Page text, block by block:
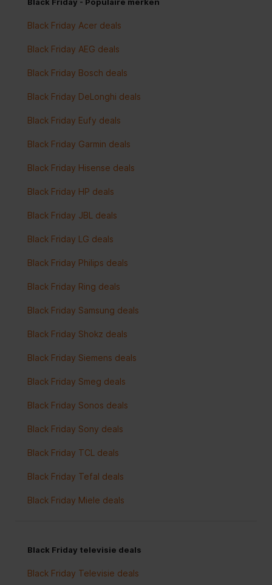
Black Friday Acer deals
Black Friday AEG deals
Black Friday Bosch deals
Black Friday DeLonghi deals
Black Friday Eufy deals
Black Friday Garmin deals
Black Friday Hisense deals
Black Friday HP deals
Black Friday JBL deals
Black Friday LG deals
Black Friday Philips deals
Black Friday Ring deals
Black Friday Samsung deals
Black Friday Shokz deals
Black Friday Siemens deals
Black Friday Smeg deals
Black Friday Sonos deals
Black Friday Sony deals
Black Friday TCL deals
Black Friday Tefal deals
Black Friday Miele deals
Black Friday televisie deals
Black Friday Televisie deals